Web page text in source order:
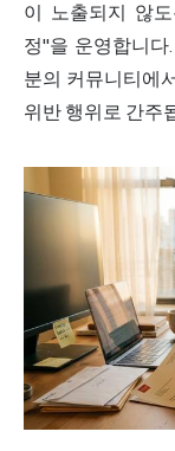
이 노출되지 않
정"을 운영합니다
분의 커뮤니티에
위반 행위로 간주